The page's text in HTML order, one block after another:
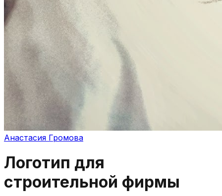
Анастасия Громова
Логотип для
строительной фирмы